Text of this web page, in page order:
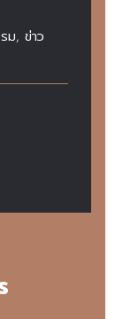
ม, ข่าว